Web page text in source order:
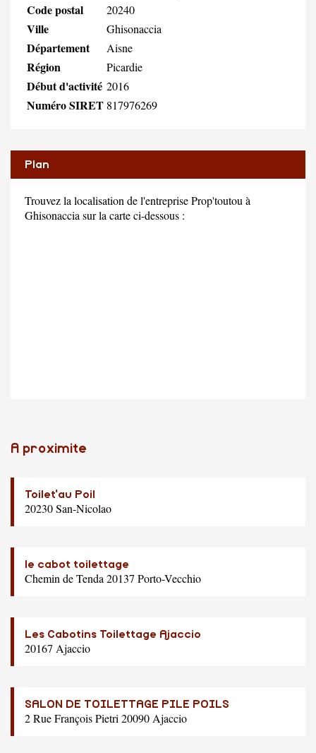
Code postal 20240
Ville Ghisonaccia
Département Aisne
Région Picardie
Début d'activité 2016
Numéro SIRET 817976269
Plan
Trouvez la localisation de l'entreprise Prop'toutou à
Ghisonaccia sur la carte ci-dessous :
A proximite
Toilet'au Poil
20230 San-Nicolao
le cabot toilettage
Chemin de Tenda 20137 Porto-Vecchio
Les Cabotins Toilettage Ajaccio
20167 Ajaccio
SALON DE TOILETTAGE PILE POILS
2 Rue François Pietri 20090 Ajaccio